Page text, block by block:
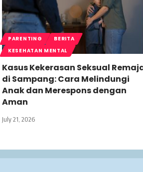
PARENTING
BERITA
KESEHATAN MENTAL
Kasus Kekerasan Seksual
di Sampang: Cara Melindungi
Anak dan Merespons dengan
Aman
July 21, 2026